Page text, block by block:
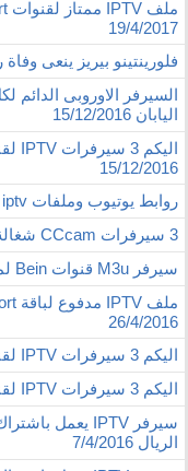
19/4/2017
فلورينتينو بيريز ينعى
السيرفر الاوروبى
اليابان 15/12/2016
15/12/2016
روابط يوتيوب وملفات iptv لمشاهدة ماتش الريال مدريد
3 سيرفرات CCcam شغالة ناااار لماتش الريال مدريد 5/5/2016
سيرفر M3u قنوات Bein لمتابعة ماتش الريال VS مان سيتى
26/4/2016
اليكم 3 سيرفرات IPTV لقنوات Bein لمشاهدة ماتش الريال مدريد
اليكم 3 سيرفرات IPTV لقنوات Bein لمشاهدة ماتش الريال مدريد
الريال 7/4/2016